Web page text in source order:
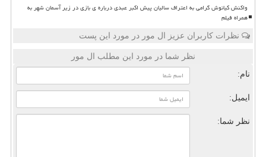
واکنش کیانوش گرامی به اعتراف سالیان پیش اکبر عبدی درباره ی بازی در زیر آسمان شهر به
همراه فیلم
نظرات کاربران عزیز ال مور در مورد این پست
نظر شما در مورد این مطلب ال مور
نام:
ایمیل:
نظر شما: